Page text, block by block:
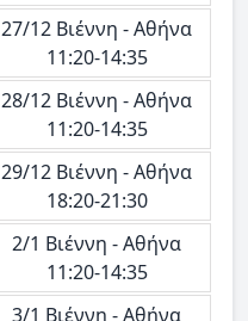
27/12 Βιέννη - Αθήνα
11:20-14:35
28/12 Βιέννη - Αθήνα
11:20-14:35
29/12 Βιέννη - Αθήνα
18:20-21:30
2/1 Βιέννη - Αθήνα
11:20-14:35
3/1 Βιέννη - Αθήνα